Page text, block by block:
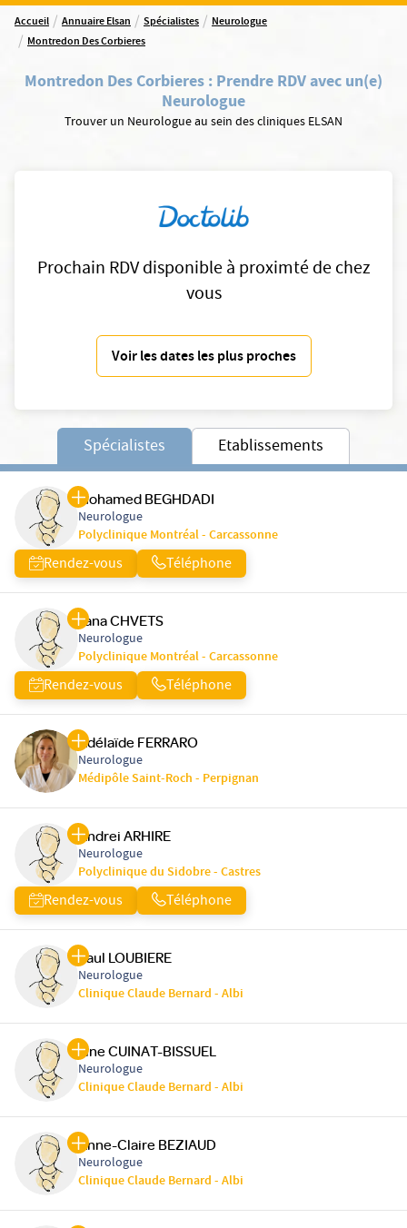
Accueil / Annuaire Elsan / Spécialistes / Neurologue
/ Montredon Des Corbieres
Montredon Des Corbieres : Prendre RDV avec un(e)
Neurologue
Trouver un Neurologue au sein des cliniques ELSAN
Prochain RDV disponible à proximté de chez
vous
Voir les dates les plus proches
Spécialistes Etablissements
Mohamed BEGHDADI
Neurologue
Polyclinique Montréal - Carcassonne
Rendez-vous Téléphone
Jana CHVETS
Neurologue
Polyclinique Montréal - Carcassonne
Rendez-vous Téléphone
Adélaïde FERRARO
Neurologue
Médipôle Saint-Roch - Perpignan
Andrei ARHIRE
Neurologue
Polyclinique du Sidobre - Castres
Rendez-vous Téléphone
Paul LOUBIERE
Neurologue
Clinique Claude Bernard - Albi
Line CUINAT-BISSUEL
Neurologue
Clinique Claude Bernard - Albi
Anne-Claire BEZIAUD
Neurologue
Clinique Claude Bernard - Albi